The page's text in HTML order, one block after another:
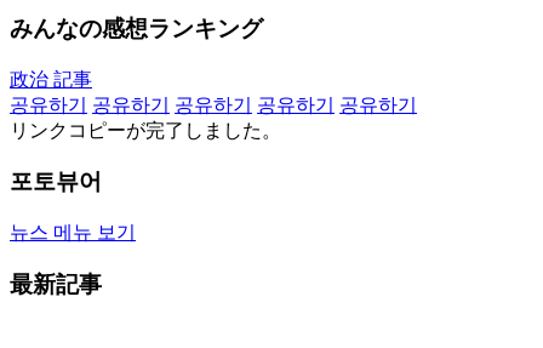
みんなの感想ランキング
政治 記事
공유하기
공유하기 공유하기 공유하기
공유하기
リンクコピーが完了しました。
포토뷰어
뉴스 메뉴 보기
最新記事